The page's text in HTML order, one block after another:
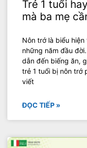
Trẻ 1 tuổi
mà ba mẹ
Nôn trớ là biểu
những năm đầu
dẫn đến biếng ăn,
trẻ 1 tuổi bị nôn trớ
viết
ĐỌC TIẾP »